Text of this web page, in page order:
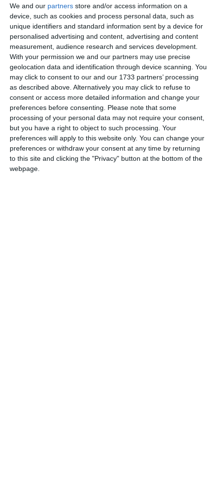
We and our partners store and/or access information on a
device, such as cookies and process personal data, such as
unique identifiers and standard information sent by a device for
personalised advertising and content, advertising and content
measurement, audience research and services development.
With your permission we and our partners may use precise
geolocation data and identification through device scanning. You
may click to consent to our and our 1733 partners’ processing
as described above. Alternatively you may click to refuse to
consent or access more detailed information and change your
preferences before consenting.
Please note that some
processing of your personal data may not require your consent,
but you have a right to object to such processing. Your
preferences will apply to this website only. You can change your
preferences or withdraw your consent at any time by returning
to this site and clicking the "Privacy" button at the bottom of the
webpage.
Acțiunea este în dinamică.
Citește și:
UPDATEPatru autoturisme implicate într-un accident
rutier pe strada Castanilor din Constanța (GALERIE